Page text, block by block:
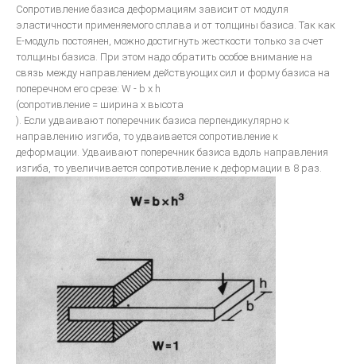
Общие вопросы металокерамики
Изготовление металлокерамики
Искусство воспроизводить зубы керамикой
Инструкция для керамики IPS D.SIGN
Искуство металлокерамики
Базисная техника изготовления
Металлокерамические протезы
Невидимая эстетическая керамическая реставрация
ОСОБЕННОСТИ ЭСТЕТИЧЕСКОЙ РЕСТАВРАЦИИ В СТОМАТОЛОГИИ
Сопротивление базиса деформациям зависит от модуля
эластичности применяемого сплава и от толщины базиса. Так как
Е-модуль постоянен, можно достигнуть жесткости только за счет
толщины базиса. При этом надо обратить особое внимание на
связь между направлением действующих сил и форму базиса на
поперечном его срезе: W - b х h
(сопротивление = ширина х высота
). Если удваивают поперечник базиса перпендикулярно к
направлению изгиба, то удваивается сопротивление к
деформации. Удваивают поперечник базиса вдоль направления
изгиба, то увеличивается сопротивление к деформации в 8 раз.